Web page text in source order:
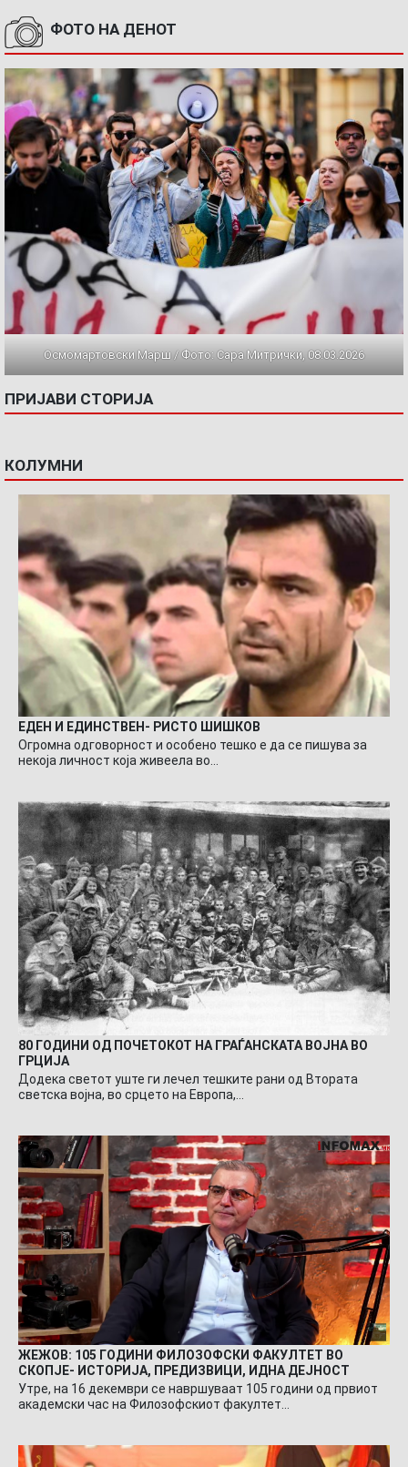
ФОТО НА ДЕНОТ
Осмомартовски Марш / Фото: Сара Митрички, 08.03.2026
ПРИЈАВИ СТОРИЈА
КОЛУМНИ
ЕДЕН И ЕДИНСТВЕН- РИСТО ШИШКОВ
Огромна одговорност и особено тешко е да се пишува за
некоја личност која живеела во…
80 ГОДИНИ ОД ПОЧЕТОКОТ НА ГРАЃАНСКАТА ВОЈНА ВО
ГРЦИЈА
Додека светот уште ги лечел тешките рани од Втората
светска војна, во срцето на Европа,…
ЖЕЖОВ: 105 ГОДИНИ ФИЛОЗОФСКИ ФАКУЛТЕТ ВО
СКОПЈЕ- ИСТОРИЈА, ПРЕДИЗВИЦИ, ИДНА ДЕЈНОСТ
Утре, на 16 декември се навршуваат 105 години од првиот
академски час на Филозофскиот факултет…